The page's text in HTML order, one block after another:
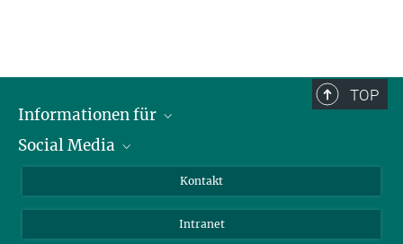
TOP
Informationen für
Bewerbende
Journalist:innen
Social Media
Bluesky
YouTube
Kontakt
Intranet